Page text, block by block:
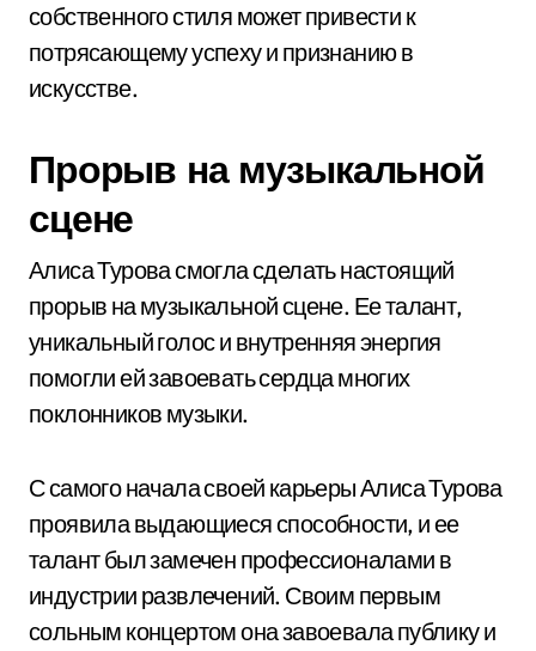
собственного стиля может привести к
потрясающему успеху и признанию в
искусстве.
Прорыв на музыкальной
сцене
Алиса Турова смогла сделать настоящий
прорыв на музыкальной сцене. Ее талант,
уникальный голос и внутренняя энергия
помогли ей завоевать сердца многих
поклонников музыки.
С самого начала своей карьеры Алиса Турова
проявила выдающиеся способности, и ее
талант был замечен профессионалами в
индустрии развлечений. Своим первым
сольным концертом она завоевала публику и